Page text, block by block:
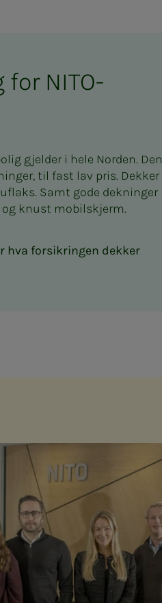
NITO-
gjelder i hele Norden. Den
til fast lav pris. Dekker
Samt gode dekninger
knust mobilskjerm.
hva forsikringen dekker